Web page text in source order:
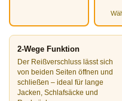
2-Wege Funktion
Der Reißverschluss lässt sich
von beiden Seiten öffnen und
schließen – ideal für lange
Jacken, Schlafsäcke und